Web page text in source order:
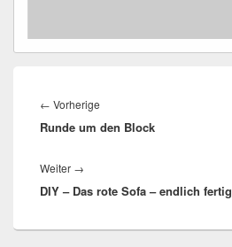
← Vorherige
Beitrag:
Runde um den Block
Weiter →
Beitrag:
DIY – Das rote Sofa – endlich fertig